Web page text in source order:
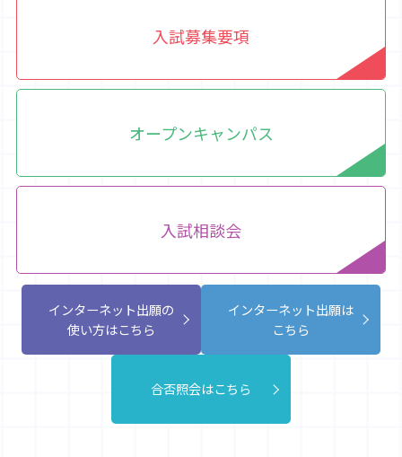
入試募集要項
オープンキャンパス
入試相談会
インターネット出願の
使い方はこちら
インターネット出願は
こちら
合否照会はこちら